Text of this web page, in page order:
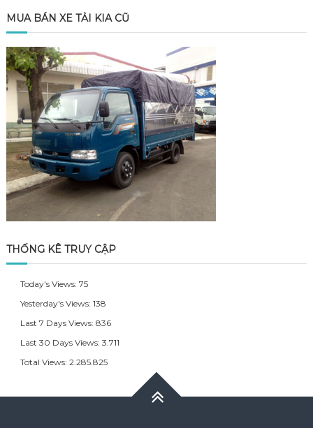
MUA BÁN XE TẢI KIA CŨ
THỐNG KÊ TRUY CẬP
Today's Views: 75
Yesterday's Views: 138
Last 7 Days Views: 836
Last 30 Days Views: 3.711
Total Views: 2.285.825